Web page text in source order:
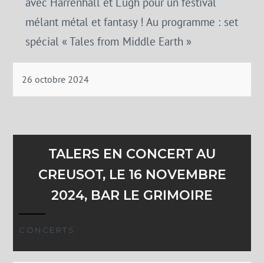
mélant métal et fantasy ! Au programme : set
spécial « Tales from Middle Earth »
26 octobre 2024
TALERS EN CONCERT AU
CREUSOT, LE 16 NOVEMBRE
2024, BAR LE GRIMOIRE
CONCERTS